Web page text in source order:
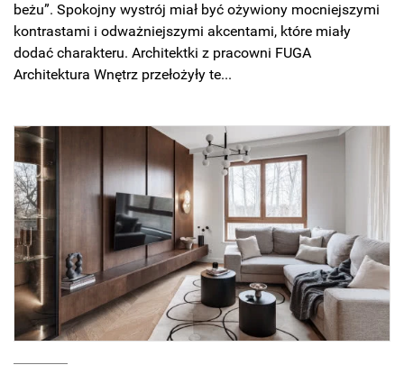
beżu”. Spokojny wystrój miał być ożywiony mocniejszymi
kontrastami i odważniejszymi akcentami, które miały
dodać charakteru. Architektki z pracowni FUGA
Architektura Wnętrz przełożyły te...